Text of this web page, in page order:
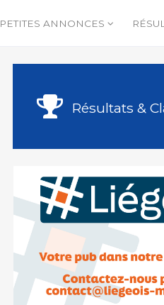
PETITES ANNONCES
Résultats &